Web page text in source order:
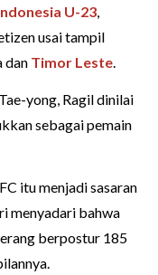
U-23,
usai tampil
dan Timor Leste.
yong, Ragil dinilai
sebagai pemain
itu menjadi sasaran
menyadari bahwa
berpostur 185